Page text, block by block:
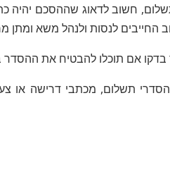
חשוב לדאוג שההסכם יהיה
החייבים לנסות ולנהל משא
אם תוכלו להבטיח את ההסדר
תשלום, מכתבי דרישה או